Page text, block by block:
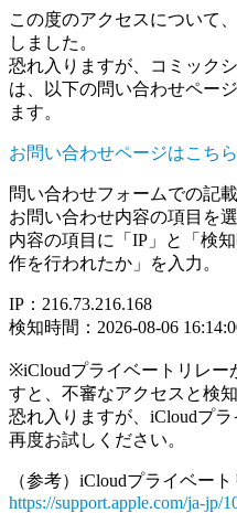
この度のアクセスについて
しました。
恐れ入りますが、コミック
は、以下の問い合わせペー
ます。
お問い合わせページはこち
問い合わせフォームでの記
お問い合わせ内容の項目を
内容の項目に「IP」と「検
作を行われたか」を入力。
IP：216.73.216.168
検知時間：2026-08-06
※iCloudプライベートリレー
すと、不審なアクセスと検
恐れ入りますが、iCloudプ
再度お試しください。
（参考）iCloudプライベー
https://support.apple.com/ja-jp/